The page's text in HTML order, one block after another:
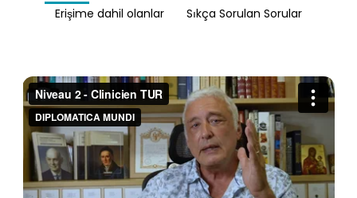
Erişime dahil olanlar
Sıkça Sorulan Sorular